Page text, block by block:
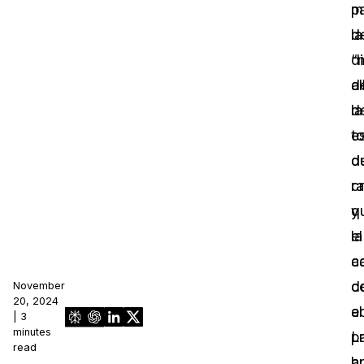
November
20, 2024
| 3
minutes
read
la
la
y
la
el
el